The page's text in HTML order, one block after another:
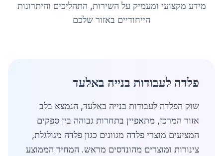
מידע מקצועי ומעמיק על השירות, התהליכים והיתרונות
הייחודיים באזור שלכם
פלדה לעבודות בנייה באלעד
שוק הפלדה לעבודות בנייה באלעד, הנמצא בלב
אזור המרכז, מתאפיין בתחרות גבוהה בין ספקים
המציעים מוצרי פלדה מגוונים כגון פלדה מגולגלת,
צינורות ומוצרים מהונדסים מראש. המחיר הממוצע